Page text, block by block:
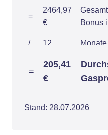
=
2464,97
€
Bonus
/ 12 Monate
=
205,41
€
Stand: 28.07.2026